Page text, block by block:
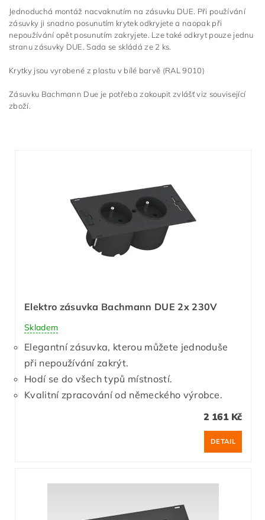
Jednoduchá montáž nacvaknutím na zásuvku DUE. Při používání
zásuvky ji snadno posunutím krytek odkryjete a naopak při
nepoužívání opět posunutím zakryjete. Lze také odkryt pouze jednu
stranu zásuvky DUE. Sada se skládá ze 2 ks.
Krytky jsou vyrobené z plastu v bílé barvě (RAL 9010)
Zásuvku Bachmann Due je potřeba zakoupit zvlášť viz související
zboží.
Elektro zásuvka Bachmann DUE 2x 230V
Skladem
Elegantní zásuvka, kterou můžete jednoduše
při nepoužívání zakrýt.
Hodí se do všech typů místností.
Kvalitní zpracování od německého výrobce.
2 161 Kč
DETAIL